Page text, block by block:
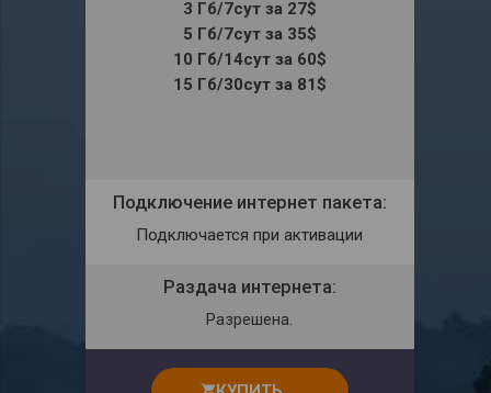
3 Гб/7сут за 27$
5 Гб/7сут за 35$
10 Гб/14сут за 60$
15 Гб/30сут за 81$
Подключение интернет пакета:
Подключается при активации
Раздача интернета:
Разрешена.